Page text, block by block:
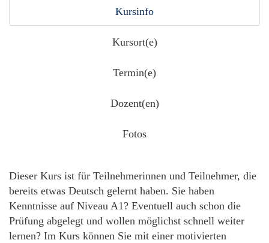
Kursinfo
Kursort(e)
Termin(e)
Dozent(en)
Fotos
Dieser Kurs ist für Teilnehmerinnen und Teilnehmer, die
bereits etwas Deutsch gelernt haben. Sie haben
Kenntnisse auf Niveau A1? Eventuell auch schon die
Prüfung abgelegt und wollen möglichst schnell weiter
lernen? Im Kurs können Sie mit einer motivierten